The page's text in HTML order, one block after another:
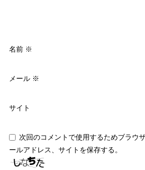
名前 ※
メール ※
サイト
次回のコメントで使用するためブラウ
ールアドレス、サイトを保存する。